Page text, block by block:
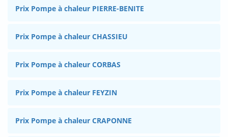
Prix Pompe à chaleur PIERRE-BENITE
Prix Pompe à chaleur CHASSIEU
Prix Pompe à chaleur CORBAS
Prix Pompe à chaleur FEYZIN
Prix Pompe à chaleur CRAPONNE